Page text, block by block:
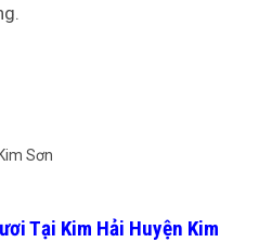
Tại Kim Hải Huyện Kim